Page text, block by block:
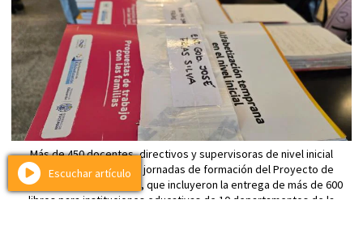
Más de 450 docentes, directivos y supervisoras de nivel inicial
participaron de nuevas jornadas de formación del Proyecto de
Alfabetización Temprana, que incluyeron la entrega de más de 600
libros para instituciones educativas de 10 departamentos de la
Escuchar artículo